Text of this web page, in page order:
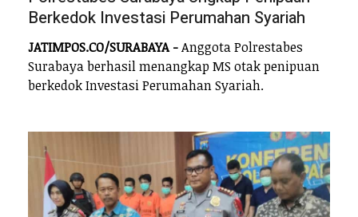
Berkedok Investasi Perumahan Syariah
JATIMPOS.CO/SURABAYA -Anggota Polrestabes
Surabaya berhasil menangkap MS otak penipuan
berkedok Investasi Perumahan Syariah.